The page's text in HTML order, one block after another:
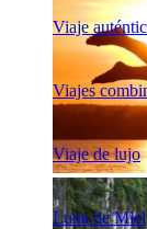
Viaje
Viajes
Viaje de lujo
Luna de Miel